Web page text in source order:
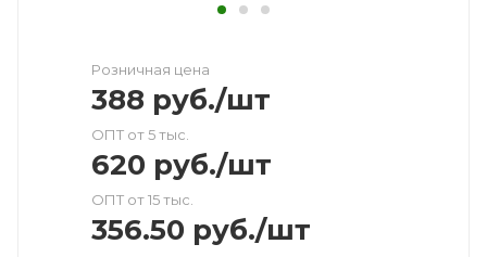
Розничная цена
388 руб./шт
ОПТ от 5 тыс.
620 руб./шт
ОПТ от 15 тыс.
356.50 руб./шт